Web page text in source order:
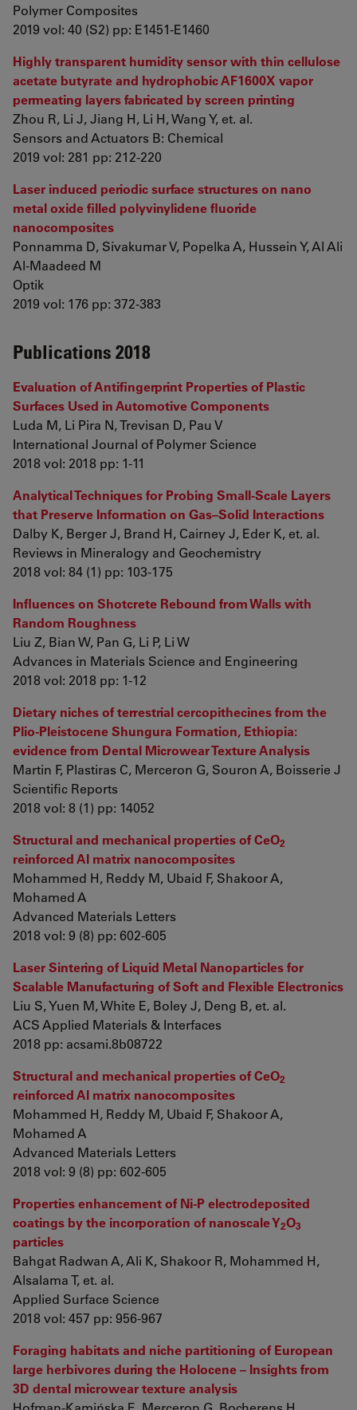
Polymer Composites
2019 vol: 40 (S2) pp: E1451-E1460
Highly transparent humidity sensor with thin cellulose
acetate butyrate and hydrophobic AF1600X vapor
permeating layers fabricated by screen printing
Zhou R, Li J, Jiang H, Li H, Wang Y, et. al.
Sensors and Actuators B: Chemical
2019 vol: 281 pp: 212-220
Laser induced periodic surface structures on nano
metal oxide filled polyvinylidene fluoride
nanocomposites
Ponnamma D, Sivakumar V, Popelka A, Hussein Y, Al Ali
Al-Maadeed M
Optik
2019 vol: 176 pp: 372-383
Publications 2018
Evaluation of Antifingerprint Properties of Plastic
Surfaces Used in Automotive Components
Luda M, Li Pira N, Trevisan D, Pau V
International Journal of Polymer Science
2018 vol: 2018 pp: 1-11
Analytical Techniques for Probing Small-Scale Layers
that Preserve Information on Gas–Solid Interactions
Dalby K, Berger J, Brand H, Cairney J, Eder K, et. al.
Reviews in Mineralogy and Geochemistry
2018 vol: 84 (1) pp: 103-175
Influences on Shotcrete Rebound from Walls with
Random Roughness
Liu Z, Bian W, Pan G, Li P, Li W
Advances in Materials Science and Engineering
2018 vol: 2018 pp: 1-12
Dietary niches of terrestrial cercopithecines from the
Plio-Pleistocene Shungura Formation, Ethiopia:
evidence from Dental Microwear Texture Analysis
Martin F, Plastiras C, Merceron G, Souron A, Boisserie J
Scientific Reports
2018 vol: 8 (1) pp: 14052
Structural and mechanical properties of CeO2
reinforced Al matrix nanocomposites
Mohammed H, Reddy M, Ubaid F, Shakoor A,
Mohamed A
Advanced Materials Letters
2018 vol: 9 (8) pp: 602-605
Laser Sintering of Liquid Metal Nanoparticles for
Scalable Manufacturing of Soft and Flexible Electronics
Liu S, Yuen M, White E, Boley J, Deng B, et. al.
ACS Applied Materials & Interfaces
2018 pp: acsami.8b08722
Structural and mechanical properties of CeO2
reinforced Al matrix nanocomposites
Mohammed H, Reddy M, Ubaid F, Shakoor A,
Mohamed A
Advanced Materials Letters
2018 vol: 9 (8) pp: 602-605
Properties enhancement of Ni-P electrodeposited
coatings by the incorporation of nanoscale Y2O3
particles
Bahgat Radwan A, Ali K, Shakoor R, Mohammed H,
Alsalama T, et. al.
Applied Surface Science
2018 vol: 457 pp: 956-967
Foraging habitats and niche partitioning of European
large herbivores during the Holocene – Insights from
3D dental microwear texture analysis